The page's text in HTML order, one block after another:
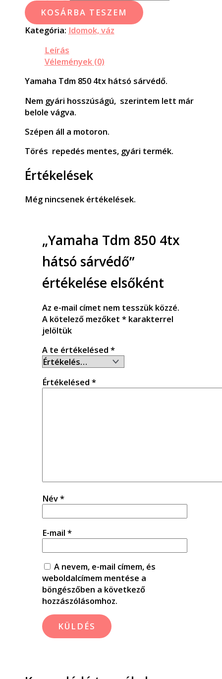
KOSÁRBA TESZEM
Kategória: Idomok, váz
Leírás
Vélemények (0)
Yamaha Tdm 850 4tx hátsó sárvédő.
Nem gyári hosszúságú, szerintem lett már
belole vágva.
Szépen áll a motoron.
Törés repedés mentes, gyári termék.
Értékelések
Még nincsenek értékelések.
„Yamaha Tdm 850 4tx
hátsó sárvédő”
értékelése elsőként
Az e-mail címet nem tesszük közzé.
A kötelező mezőket *karakterrel
jelöltük
A te értékelésed *
Értékelésed *
Név*
E-mail *
A nevem, e-mail címem, és
weboldalcímem mentése a
böngészőben a következő
hozzászólásomhoz.